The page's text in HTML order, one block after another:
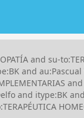
and su-
and
and itype:BK